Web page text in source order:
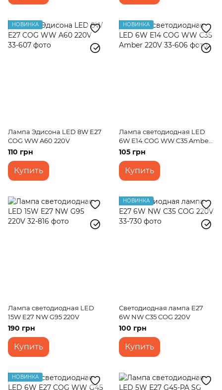
НОВИНКА
Лампа Эдисона LED 8W E27
COG WW A60 220V
110 грн
Купить
НОВИНКА
Лампа светодиодная LED
6W E14 COG WW C35 Amber
220V
105 грн
Купить
Лампа светодиодная LED
15W E27 NW G95 220V
190 грн
Купить
НОВИНКА
Светодиодная лампа E27
6W NW C35 COG 220V
100 грн
Купить
НОВИНКА